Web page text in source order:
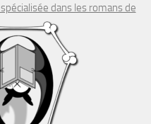
dans les romans de